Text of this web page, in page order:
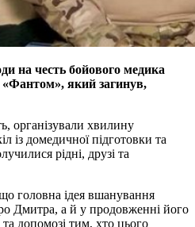
на честь бойового медика
який загинув,
організували хвилину
із домедичної підготовки та
рідні, друзі та
головна ідея вшанування
Дмитра, а й у продовженні його
допомозі тим, хто цього